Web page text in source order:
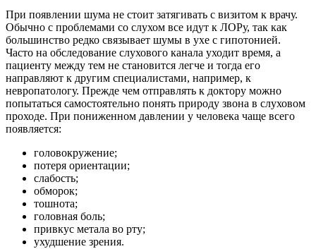
При появлении шума не стоит затягивать с визитом к врачу.
Обычно с проблемами со слухом все идут к ЛОРу, так как
большинство редко связывает шумы в ухе с гипотонией.
Часто на обследование слухового канала уходит время, а
пациенту между тем не становится легче и тогда его
направляют к другим специалистами, например, к
невропатологу. Прежде чем отправлять к доктору можно
попытаться самостоятельно понять природу звона в слуховом
проходе. При пониженном давлении у человека чаще всего
появляется:
головокружение;
потеря ориентации;
слабость;
обморок;
тошнота;
головная боль;
привкус метала во рту;
ухудшение зрения.